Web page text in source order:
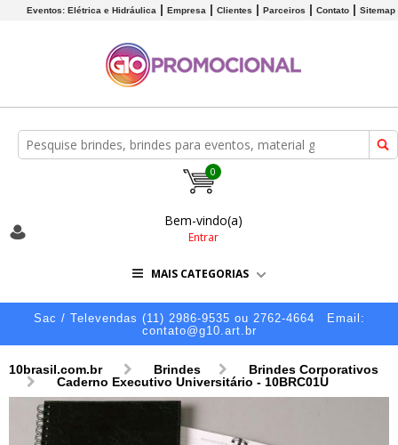
Eventos: Elétrica e Hidráulica Empresa Clientes Parceiros Contato Sitemap
0
Bem-vindo(a)
Entrar
MAIS CATEGORIAS
Sac / Televendas (11) 2986-9535 ou 2762-4664
Email:
contato@g10.art.br
10brasil.com.br Brindes
Brindes Corporativos
Caderno Executivo Universitário - 10BRC01U